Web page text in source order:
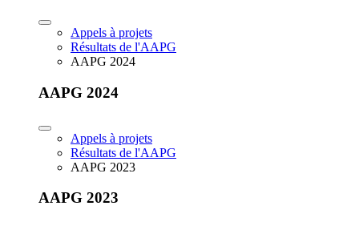
Appels à projets
Résultats de l'AAPG
AAPG 2024
AAPG 2024
Appels à projets
Résultats de l'AAPG
AAPG 2023
AAPG 2023